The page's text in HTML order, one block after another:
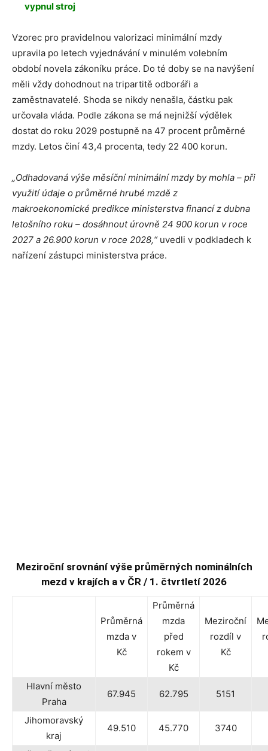
vypnul stroj
Vzorec pro pravidelnou valorizaci minimální mzdy
upravila po letech vyjednávání v minulém volebním
období novela zákoníku práce. Do té doby se na navýšení
měli vždy dohodnout na tripartitě odboráři a
zaměstnavatelé. Shoda se nikdy nenašla, částku pak
určovala vláda. Podle zákona se má nejnižší výdělek
dostat do roku 2029 postupně na 47 procent průměrné
mzdy. Letos činí 43,4 procenta, tedy 22 400 korun.
„Odhadovaná výše měsíční minimální mzdy by mohla – při
využití údaje o průměrné hrubé mzdě z
makroekonomické predikce ministerstva financí z dubna
letošního roku – dosáhnout úrovně 24 900 korun v roce
2027 a 26.900 korun v roce 2028,“ uvedli v podkladech k
nařízení zástupci ministerstva práce.
Meziroční srovnání výše průměrných nominálních
mezd v krajích a v ČR / 1. čtvrtletí 2026
Průměrná
mzda v
Kč
Průměrná
mzda
před
rokem v
Kč
Meziroční
rozdíl v
Kč
Hlavní město
Praha
67.945 62.795 5151
Jihomoravský
kraj
49.510 45.770 3740